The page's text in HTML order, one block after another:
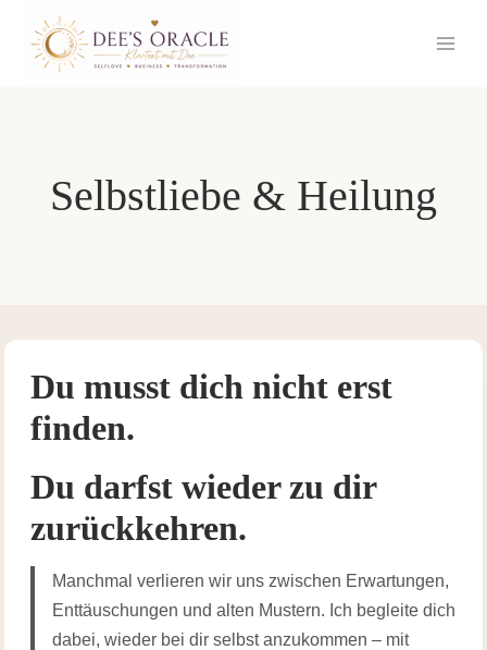
Inhalt
springen
Selbstliebe & Heilung
Du musst dich nicht erst
finden.
Du darfst wieder zu dir
zurückkehren.
Manchmal verlieren wir uns zwischen Erwartungen,
Enttäuschungen und alten Mustern. Ich begleite dich
dabei, wieder bei dir selbst anzukommen – mit